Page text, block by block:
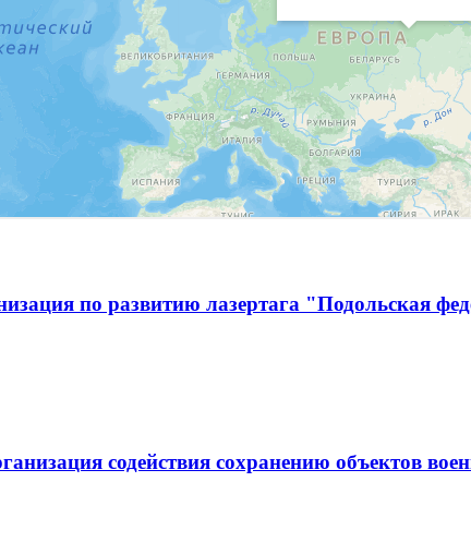
по развитию лазертага "Подольская
содействия сохранению